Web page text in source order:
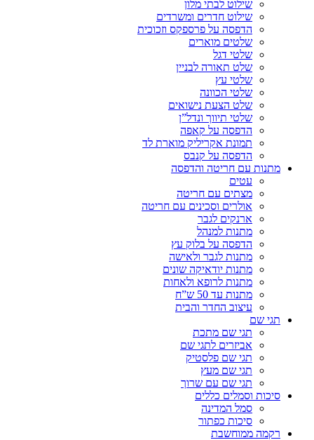
שילוט לבתי מלון
שילוט חדרים ומשרדים
הדפסה על פרספקס וזכוכית
שלטים מוארים
שלטי דגל
שלט תאורה לבניין
שלטי עץ
שלטי הכוונה
שלט הצעת נישואים
שלטי תיווך ונדל”ן
הדפסה על קאפה
תמונת אקריליק מוארת לד
הדפסה על קנבס
מתנות עם חריטה והדפסה
עטים
מצתים עם חריטה
אולרים וסכינים עם חריטה
ארנקים לגבר
מתנות למנהל
הדפסה על בלוק עץ
מתנות לגבר ולאישה
מתנות יודאיקה שונים
מתנות לרופא ולאחות
מתנות עד 50 ש”ח
עיצוב החדר והבית
תגי שם
תגי שם מתכת
אביזרים לתגי שם
תגי שם פלסטיק
תגי שם מעץ
תגי שם עם שרוך
סיכות וסמלים כללים
סמל המדינה
סיכות כפתור
רקמה ממוחשבת